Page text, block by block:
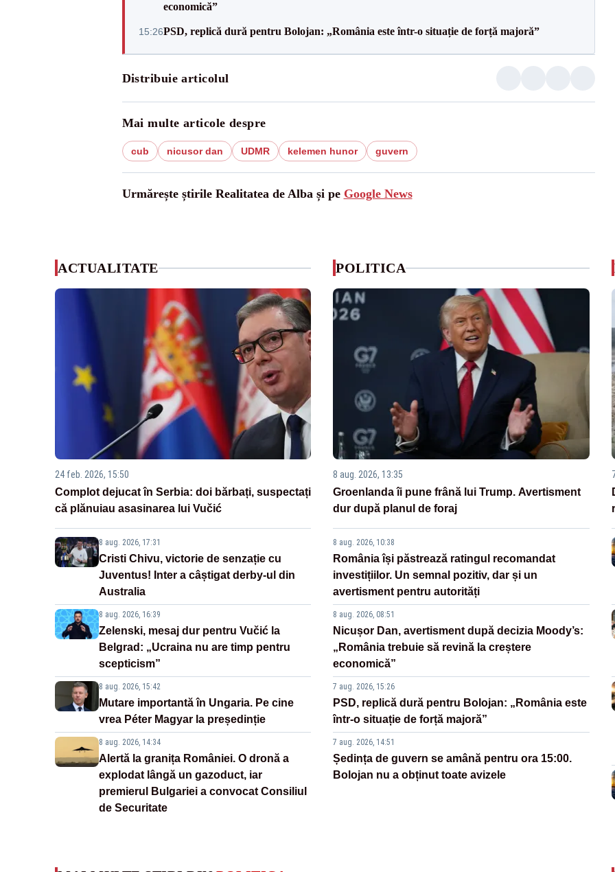
economică”
15:26PSD, replică dură pentru Bolojan: „România este într-o situație de forță majoră”
Distribuie articolul
Mai multe articole despre
cub nicusor dan UDMR kelemen hunor guvern
Urmărește știrile Realitatea de Alba și pe Google News
ACTUALITATE
24 feb. 2026, 15:50
Complot dejucat în Serbia: doi bărbați, suspectați
că plănuiau asasinarea lui Vučić
8 aug. 2026, 17:31
Cristi Chivu, victorie de senzație cu
Juventus! Inter a câștigat derby-ul din
Australia
8 aug. 2026, 16:39
Zelenski, mesaj dur pentru Vučić la
Belgrad: „Ucraina nu are timp pentru
scepticism”
8 aug. 2026, 15:42
Mutare importantă în Ungaria. Pe cine
vrea Péter Magyar la președinție
8 aug. 2026, 14:34
Alertă la granița României. O dronă a
explodat lângă un gazoduct, iar
premierul Bulgariei a convocat Consiliul
de Securitate
POLITICA
8 aug. 2026, 13:35
Groenlanda îi pune frână lui Trump. Avertisment
dur după planul de foraj
8 aug. 2026, 10:38
România își păstrează ratingul recomandat
investițiilor. Un semnal pozitiv, dar și un
avertisment pentru autorități
8 aug. 2026, 08:51
Nicușor Dan, avertisment după decizia Moody’s:
„România trebuie să revină la creștere
economică”
7 aug. 2026, 15:26
PSD, replică dură pentru Bolojan: „România este
într-o situație de forță majoră”
7 aug. 2026, 14:51
Ședința de guvern se amână pentru ora 15:00.
Bolojan nu a obținut toate avizele